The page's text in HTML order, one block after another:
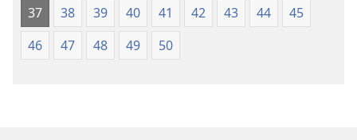
37
38 39 40 41 42 43 44
45
46
47 48 49 50